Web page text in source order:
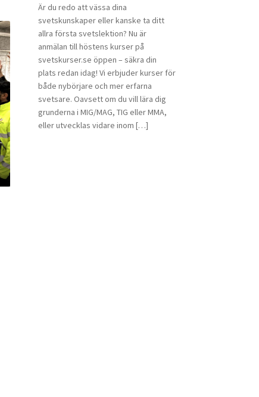
Är du redo att vässa dina
svetskunskaper eller kanske ta ditt
allra första svetslektion? Nu är
anmälan till höstens kurser på
svetskurser.se öppen – säkra din
plats redan idag! Vi erbjuder kurser för
både nybörjare och mer erfarna
svetsare. Oavsett om du vill lära dig
grunderna i MIG/MAG, TIG eller MMA,
eller utvecklas vidare inom […]